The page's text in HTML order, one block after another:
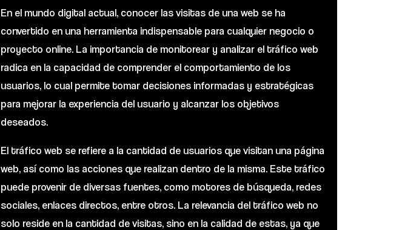
En el mundo digital actual, conocer las visitas de una web se ha
convertido en una herramienta indispensable para cualquier negocio o
proyecto online. La importancia de monitorear y analizar el tráfico web
radica en la capacidad de comprender el comportamiento de los
usuarios, lo cual permite tomar decisiones informadas y estratégicas
para mejorar la experiencia del usuario y alcanzar los objetivos
deseados.
El tráfico web se refiere a la cantidad de usuarios que visitan una página
web, así como las acciones que realizan dentro de la misma. Este tráfico
puede provenir de diversas fuentes, como motores de búsqueda, redes
sociales, enlaces directos, entre otros. La relevancia del tráfico web no
solo reside en la cantidad de visitas, sino en la calidad de estas, ya que